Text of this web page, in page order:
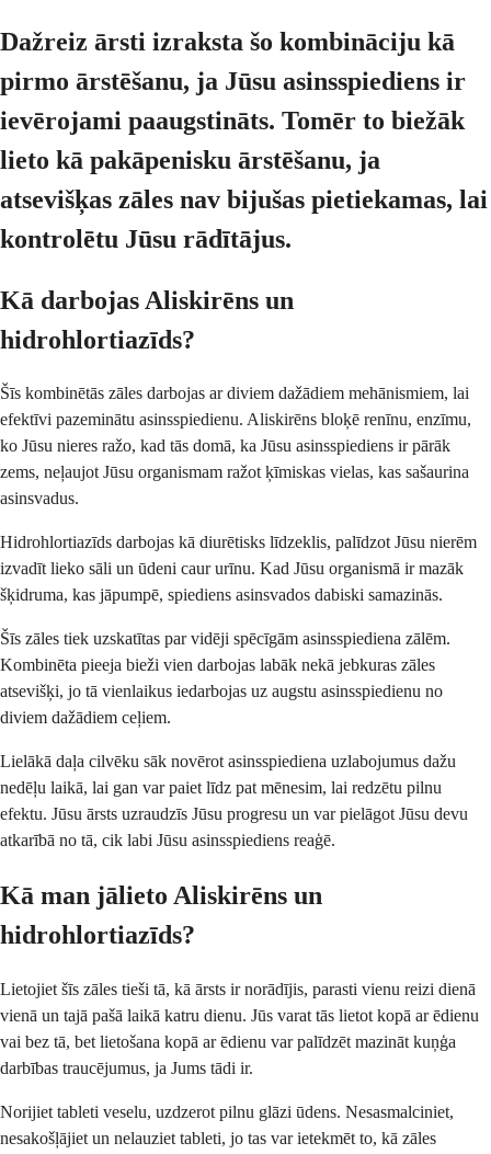
Dažreiz ārsti izraksta šo kombināciju kā
pirmo ārstēšanu, ja Jūsu asinsspiediens ir
ievērojami paaugstināts. Tomēr to biežāk
lieto kā pakāpenisku ārstēšanu, ja
atsevišķas zāles nav bijušas pietiekamas, lai
kontrolētu Jūsu rādītājus.
Kā darbojas Aliskirēns un
hidrohlortiazīds?
Šīs kombinētās zāles darbojas ar diviem dažādiem mehānismiem, lai
efektīvi pazeminātu asinsspiedienu. Aliskirēns bloķē renīnu, enzīmu,
ko Jūsu nieres ražo, kad tās domā, ka Jūsu asinsspiediens ir pārāk
zems, neļaujot Jūsu organismam ražot ķīmiskas vielas, kas sašaurina
asinsvadus.
Hidrohlortiazīds darbojas kā diurētisks līdzeklis, palīdzot Jūsu nierēm
izvadīt lieko sāli un ūdeni caur urīnu. Kad Jūsu organismā ir mazāk
šķidruma, kas jāpumpē, spiediens asinsvados dabiski samazinās.
Šīs zāles tiek uzskatītas par vidēji spēcīgām asinsspiediena zālēm.
Kombinēta pieeja bieži vien darbojas labāk nekā jebkuras zāles
atsevišķi, jo tā vienlaikus iedarbojas uz augstu asinsspiedienu no
diviem dažādiem ceļiem.
Lielākā daļa cilvēku sāk novērot asinsspiediena uzlabojumus dažu
nedēļu laikā, lai gan var paiet līdz pat mēnesim, lai redzētu pilnu
efektu. Jūsu ārsts uzraudzīs Jūsu progresu un var pielāgot Jūsu devu
atkarībā no tā, cik labi Jūsu asinsspiediens reaģē.
Kā man jālieto Aliskirēns un
hidrohlortiazīds?
Lietojiet šīs zāles tieši tā, kā ārsts ir norādījis, parasti vienu reizi dienā
vienā un tajā pašā laikā katru dienu. Jūs varat tās lietot kopā ar ēdienu
vai bez tā, bet lietošana kopā ar ēdienu var palīdzēt mazināt kuņģa
darbības traucējumus, ja Jums tādi ir.
Norijiet tableti veselu, uzdzerot pilnu glāzi ūdens. Nesasmalciniet,
nesakošļājiet un nelauziet tableti, jo tas var ietekmēt to, kā zāles